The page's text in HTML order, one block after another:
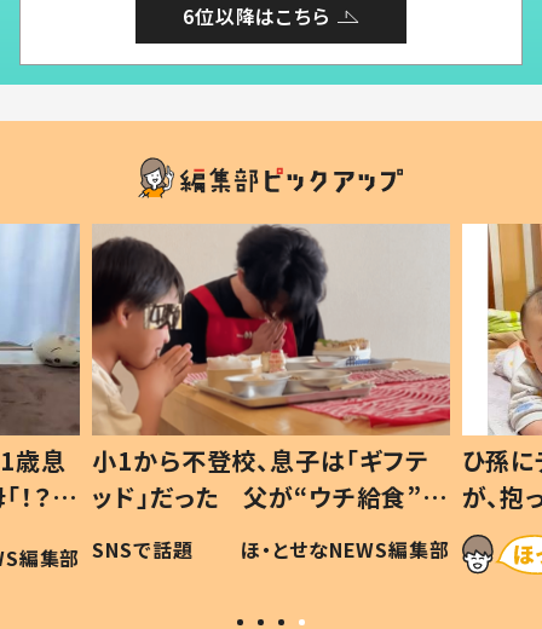
6位以降はこちら
歳息
？」
編集部
小1から不登校、息子は「ギフテ
ッド」だった 父が“ウチ給食”を
作り続ける理由とは #令和の親
#令和の子
SNSで話題 ほ・とせなNEWS編集部
ひ孫
が、
「涙が
い」